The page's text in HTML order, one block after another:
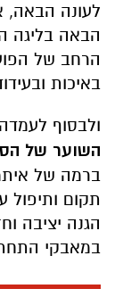
לעונה הבאה,
הבאה בליגה
הרחב של
באיכות
ולבסוף
השוער של
ברמה של
תקום
הגנה יציבה
במאבקי